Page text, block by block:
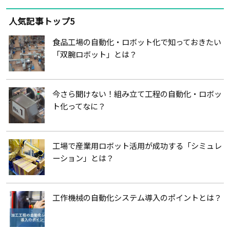
人気記事トップ5
食品工場の自動化・ロボット化で知っておきたい
「双腕ロボット」とは？
今さら聞けない！組み立て工程の自動化・ロボッ
ト化ってなに？
工場で産業用ロボット活用が成功する「シミュレ
ーション」とは？
工作機械の自動化システム導入のポイントとは？